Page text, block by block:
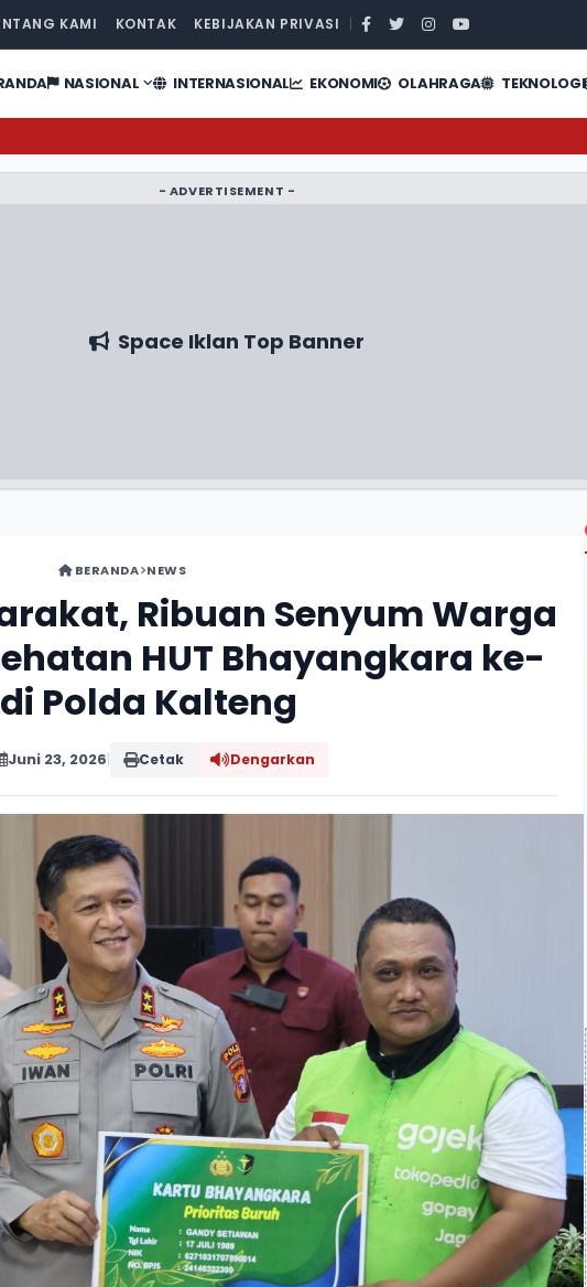
KAMI KONTAK KEBIJAKAN PRIVASI
NASIONAL INTERNASIONAL EKONOMI OLAHRAGA TEKNOLOGI
- ADVERTISEMENT -
Space Iklan Top Banner
BERANDA NEWS
Ribuan Senyum Warga
HUT Bhayangkara ke-
Polda Kalteng
Juni 23, 2026 Cetak Dengarkan